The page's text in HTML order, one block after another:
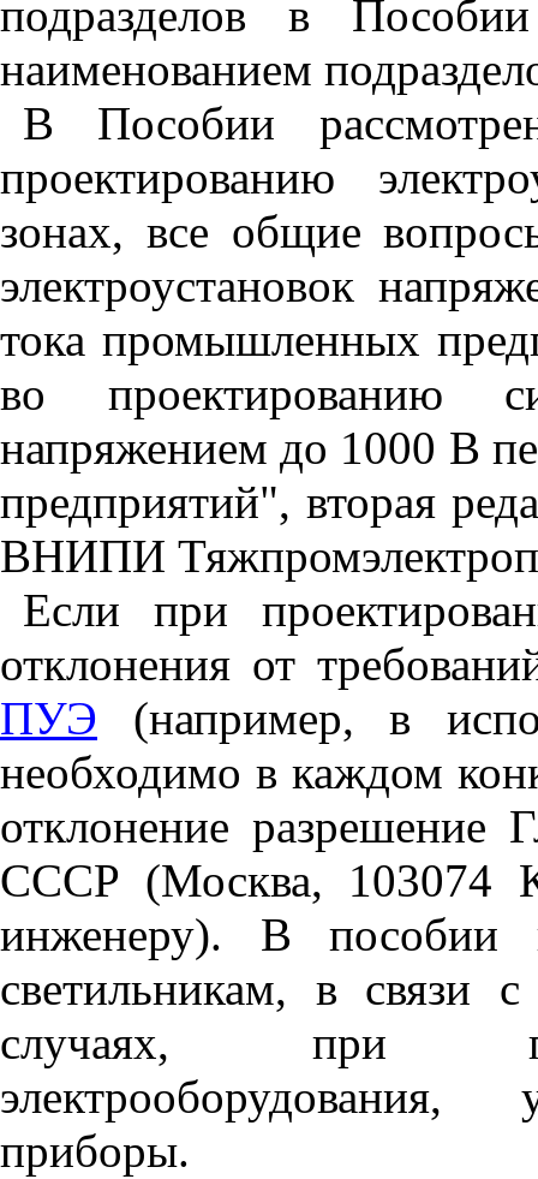
подразделов в
наименованием
В Пособии
проектированию
зонах, все общие
электроустановок
тока промышленных
во проектированию
напряжением до 1000 В
предприятий", вторая
ВНИПИ
Если при
отклонения от
ПУЭ (например, в
необходимо в каждом
отклонение разрешение
СССР (Москва, 103074
инженеру). В пособии
светильникам, в связи
случаях, при
электрооборудования,
приборы.